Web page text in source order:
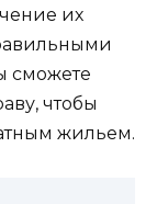
их
сможете
чтобы
жильем.